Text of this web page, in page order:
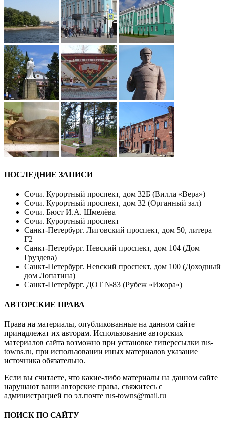
ПОСЛЕДНИЕ ЗАПИСИ
Сочи. Курортный проспект, дом 32Б (Вилла «Вера»)
Сочи. Курортный проспект, дом 32 (Органный зал)
Сочи. Бюст И.А. Шмелёва
Сочи. Курортный проспект
Санкт-Петербург. Лиговский проспект, дом 50, литера
Г2
Санкт-Петербург. Невский проспект, дом 104 (Дом
Груздева)
Санкт-Петербург. Невский проспект, дом 100 (Доходный
дом Лопатина)
Санкт-Петербург. ДОТ №83 (Рубеж «Ижора»)
АВТОРСКИЕ ПРАВА
Права на материалы, опубликованные на данном сайте
принадлежат их авторам. Использование авторских
материалов сайта возможно при установке гиперссылки rus-
towns.ru, при использовании иных материалов указание
источника обязательно.
Если вы считаете, что какие-либо материалы на данном сайте
нарушают ваши авторские права, свяжитесь с
администрацией по эл.почте rus-towns@mail.ru
ПОИСК ПО САЙТУ